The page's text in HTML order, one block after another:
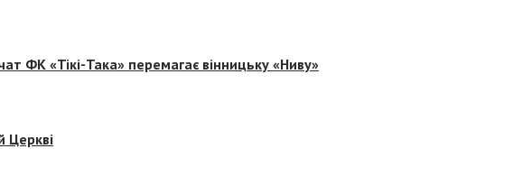
ФК «Тікі-Така» перемагає вінницьку «Ниву»
Церкві